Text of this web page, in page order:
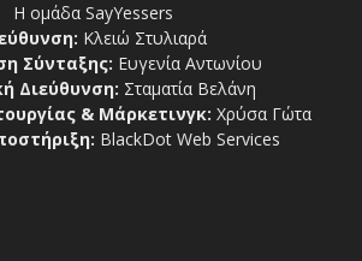
Η ομάδα SayYessers
Κλειώ Στυλιαρά
Σύνταξης: Ευγενία Αντωνίου
Διεύθυνση: Σταματία Βελάνη
& Μάρκετινγκ: Χρύσα Γώτα
BlackDot Web Services